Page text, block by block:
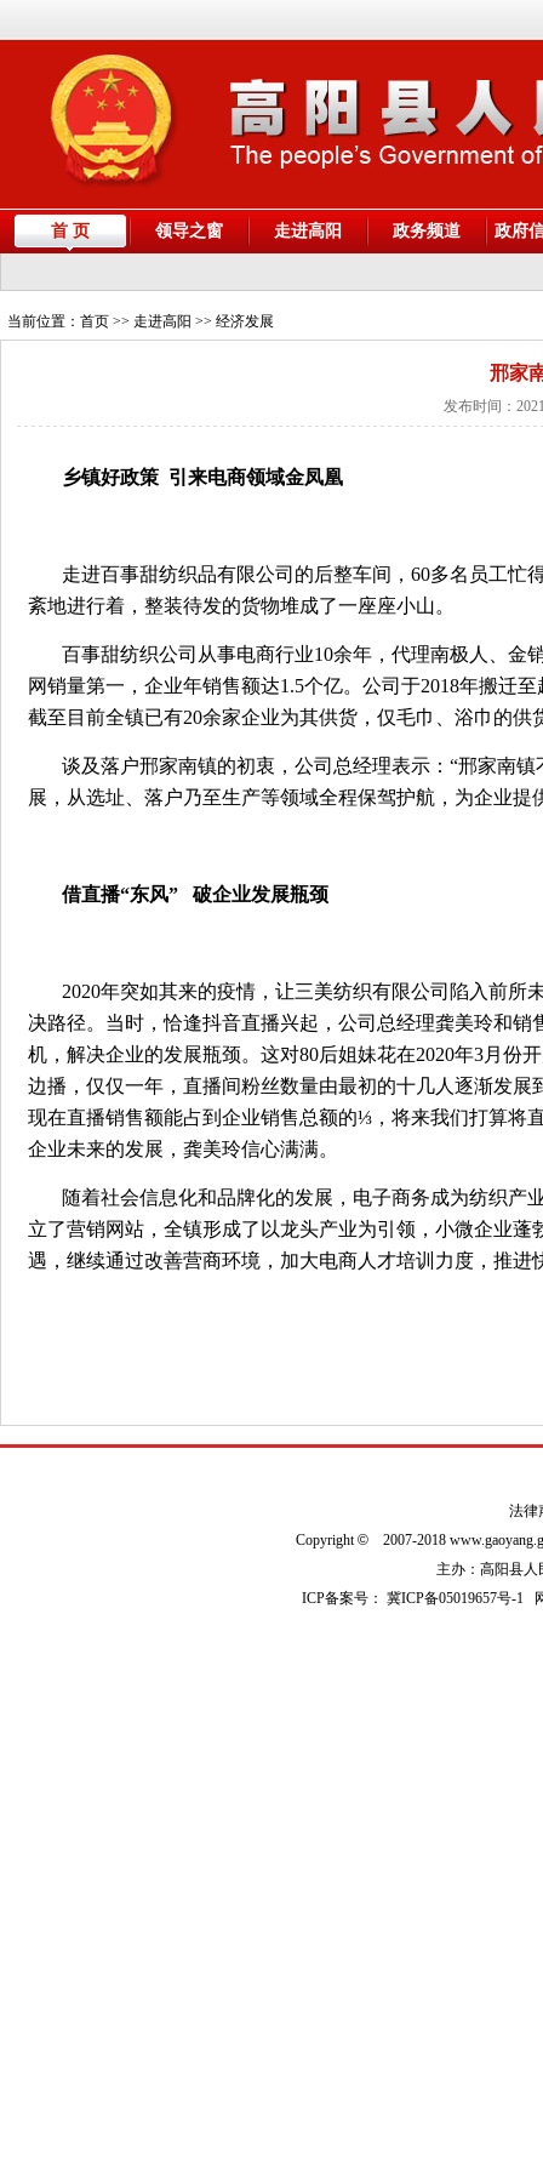
首 页 领导之窗 走进高阳 政务频道 政府
当前位置： 首页 >> 走进高阳 >> 经济发展
邢家
发布时间：
乡镇好政策 引来电商领域金凤凰
走进百事甜纺织品有限公司的后整车间，60多名员工
紊地进行着，整装待发的货物堆成了一座座小山。
百事甜纺织公司从事电商行业10余年，代理南极人、金
网销量第一，企业年销售额达1.5个亿。公司于2018年搬迁
截至目前全镇已有20余家企业为其供货，仅毛巾、浴巾的供
谈及落户邢家南镇的初衷，公司总经理表示：“邢家南
展，从选址、落户乃至生产等领域全程保驾护航，为企业提
借直播“东风” 破企业发展瓶颈
2020年突如其来的疫情，让三美纺织有限公司陷入前
决路径。当时，恰逢抖音直播兴起，公司总经理龚美玲和
机，解决企业的发展瓶颈。这对80后姐妹花在2020年3月份
边播，仅仅一年，直播间粉丝数量由最初的十几人逐渐发
现在直播销售额能占到企业销售总额的⅓，将来我们打算将
企业未来的发展，龚美玲信心满满。
随着社会信息化和品牌化的发展，电子商务成为纺织
立了营销网站，全镇形成了以龙头产业为引领，小微企业
遇，继续通过改善营商环境，加大电商人才培训力度，推
法律
Copyright© 2007-2018
主办：高阳县人
ICP备案号：冀ICP备05019657号-1